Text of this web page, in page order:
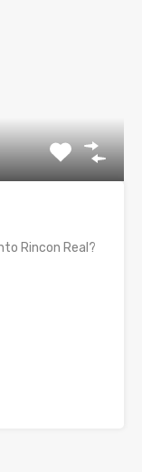
Rincon Real?